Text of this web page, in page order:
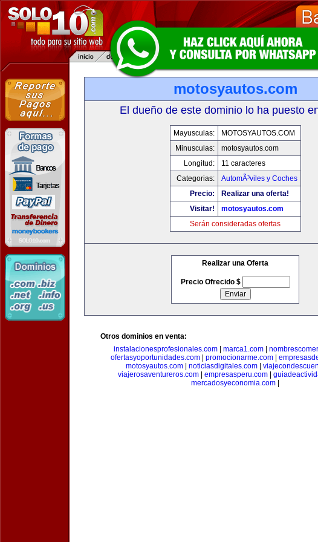
motosyautos.com
El dueño de este dominio lo ha puesto
Mayusculas:
MOTOSYAUTOS.COM
Minusculas:
motosyautos.com
Longitud:
11 caracteres
Categorias:
AutomÃ³viles y Coches
Precio:
Realizar una oferta!
Visitar!
motosyautos.com
Serán consideradas ofertas
Realizar una Oferta
Precio Ofrecido $
Otros dominios en venta:
instalacionesprofesionales.com| marca1.com|
ofertasyoportunidades.com
promocionarme.com
motosyautos.com
noticiasdigitales.com
viajerosaventureros.com| empresasperu.com|
mercadosyeconomia.com